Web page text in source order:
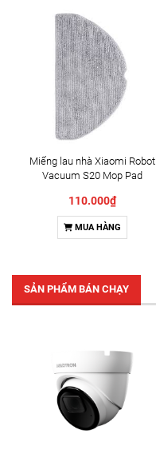
Miếng lau nhà Xiaomi Robot
Vacuum S20 Mop Pad
110.000₫
MUA HÀNG
SẢN PHẨM BÁN CHẠY